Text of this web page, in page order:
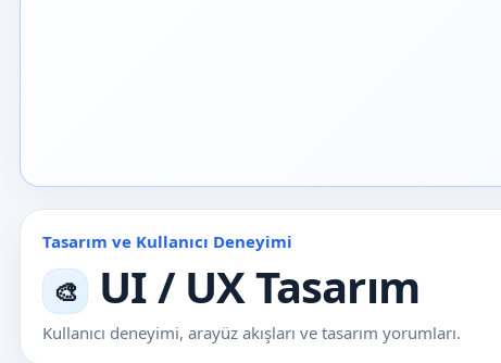
Tasarım ve Kullanıcı Deneyimi
🎨 UI / UX Tasarım
Kullanıcı deneyimi, arayüz akışları ve tasarım yorumları.